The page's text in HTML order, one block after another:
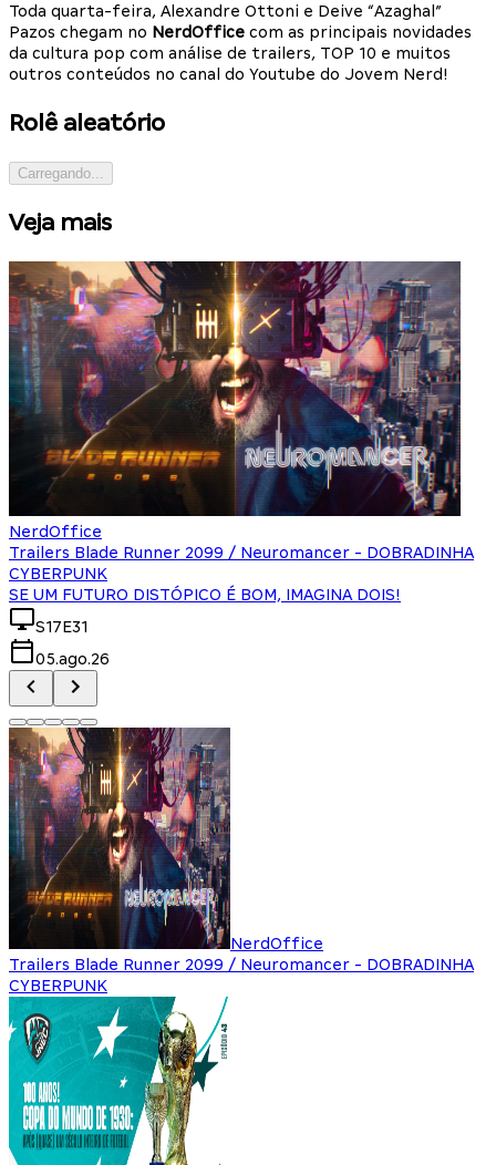
Toda quarta-feira, Alexandre Ottoni e Deive “Azaghal”
Pazos chegam no NerdOffice com as principais novidades
da cultura pop com análise de trailers, TOP 10 e muitos
outros conteúdos no canal do Youtube do Jovem Nerd!
Rolê aleatório
Carregando...
Veja mais
NerdOffice
Trailers Blade Runner 2099 / Neuromancer - DOBRADINHA
CYBERPUNK
SE UM FUTURO DISTÓPICO É BOM, IMAGINA DOIS!
S17E31
05.ago.26
NerdOffice
Trailers Blade Runner 2099 / Neuromancer - DOBRADINHA
CYBERPUNK